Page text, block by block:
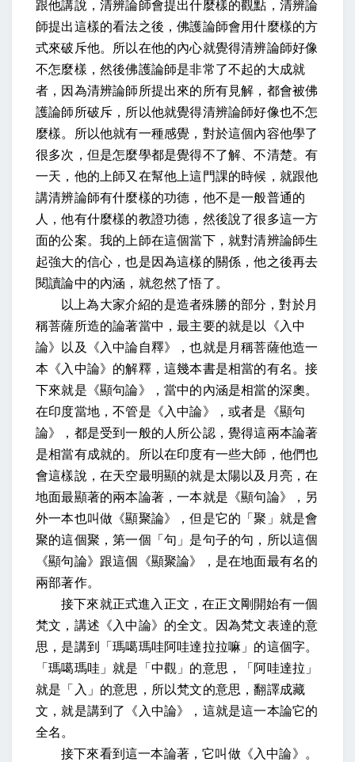
跟他講說，清辨論師會提出什麼樣的觀點，清辨論
師提出這樣的看法之後，佛護論師會用什麼樣的方
式來破斥他。所以在他的內心就覺得清辨論師好像
不怎麼樣，然後佛護論師是非常了不起的大成就
者，因為清辨論師所提出來的所有見解，都會被佛
護論師所破斥，所以他就覺得清辨論師好像也不怎
麼樣。所以他就有一種感覺，對於這個內容他學了
很多次，但是怎麼學都是覺得不了解、不清楚。有
一天，他的上師又在幫他上這門課的時候，就跟他
講清辨論師有什麼樣的功德，他不是一般普通的
人，他有什麼樣的教證功德，然後說了很多這一方
面的公案。我的上師在這個當下，就對清辨論師生
起強大的信心，也是因為這樣的關係，他之後再去
閱讀論中的內涵，就忽然了悟了。
以上為大家介紹的是造者殊勝的部分，對於月
稱菩薩所造的論著當中，最主要的就是以《入中
論》以及《入中論自釋》，也就是月稱菩薩他造一
本《入中論》的解釋，這幾本書是相當的有名。接
下來就是《顯句論》，當中的內涵是相當的深奧。
在印度當地，不管是《入中論》，或者是《顯句
論》，都是受到一般的人所公認，覺得這兩本論著
是相當有成就的。所以在印度有一些大師，他們也
會這樣說，在天空最明顯的就是太陽以及月亮，在
地面最顯著的兩本論著，一本就是《顯句論》，另
外一本也叫做《顯聚論》，但是它的「聚」就是會
聚的這個聚，第一個「句」是句子的句，所以這個
《顯句論》跟這個《顯聚論》，是在地面最有名的
兩部著作。
接下來就正式進入正文，在正文剛開始有一個
梵文，講述《入中論》的全文。因為梵文表達的意
思，是講到「瑪噶瑪哇阿哇達拉拉嘛」的這個字。
「瑪噶瑪哇」就是「中觀」的意思，「阿哇達拉」
就是「入」的意思，所以梵文的意思，翻譯成藏
文，就是講到了《入中論》，這就是這一本論它的
全名。
接下來看到這一本論著，它叫做《入中論》。